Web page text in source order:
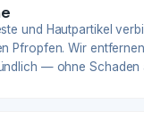
und Hautpartikel
Pfropfen. Wir
— ohne Schaden